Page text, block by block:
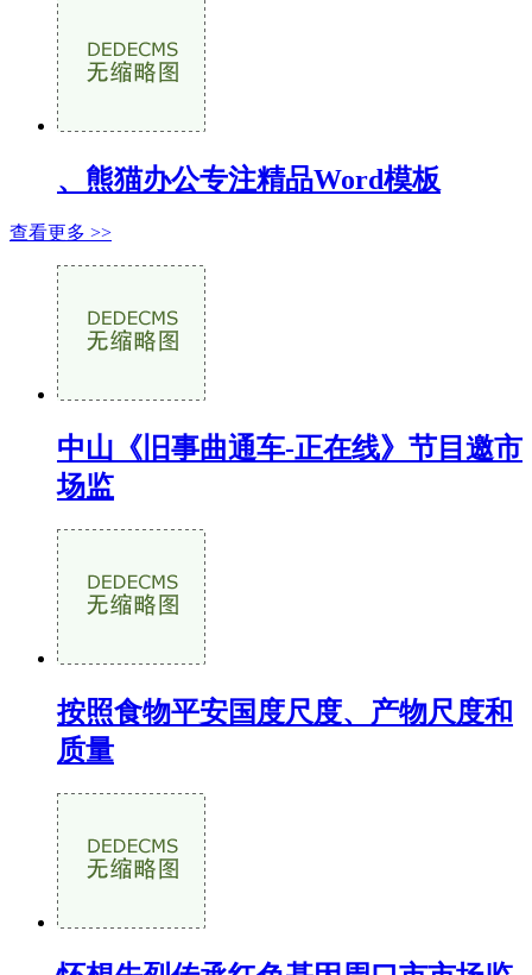
、熊猫办公专注精品Word模板
查看更多 >>
中山《旧事曲通车-正在线》节目邀市
场监
按照食物平安国度尺度、产物尺度和
质量